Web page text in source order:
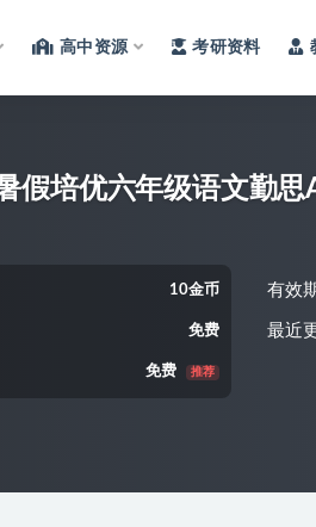
高中资源 考研资料
假培优六年级语文勤思
10金币
免费
免费 推荐
有效
最近